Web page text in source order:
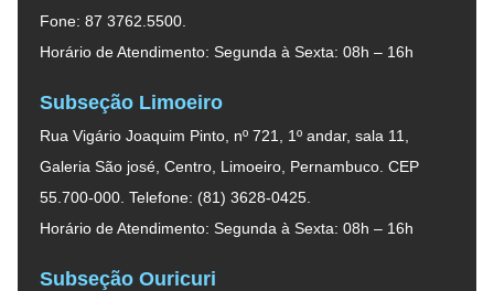
Fone: 87 3762.5500.
Horário de Atendimento: Segunda à Sexta: 08h – 16h
Subseção Limoeiro
Rua Vigário Joaquim Pinto, nº 721, 1º andar, sala 11,
Galeria São josé, Centro, Limoeiro, Pernambuco. CEP
55.700-000. Telefone: (81) 3628-0425.
Horário de Atendimento: Segunda à Sexta: 08h – 16h
Subseção Ouricuri